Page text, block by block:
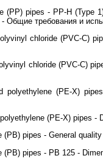
(PP) pipes - PP-H (Type
требования и
chloride (PVC-C)
chloride (PVC-C)
polyethylene (PE-X)
(PE-X) pipes
(PB) pipes - General
(PB) pipes - РВ 125 -